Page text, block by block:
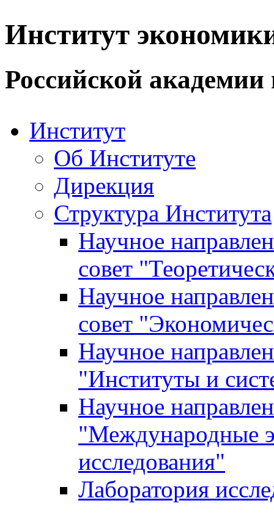
Институт
Российской академии
Институт
Об Институте
Дирекция
Структура Института
Научное
совет
Научное
совет
Научное
"Институты и
Научное
"Международные
исследования"
Лаборатория